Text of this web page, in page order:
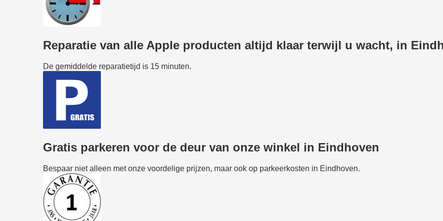
Reparatie van alle Apple producten altijd klaar terwijl u wacht, in
De gemiddelde reparatietijd is 15 minuten.
Gratis parkeren voor de deur van onze winkel in Eindhoven
Bespaar niet alleen met onze voordelige prijzen, maar ook op parkeerkosten in Eindhoven.